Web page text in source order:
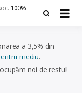
100%
a 3,5% din
mediu.
noi de restul!